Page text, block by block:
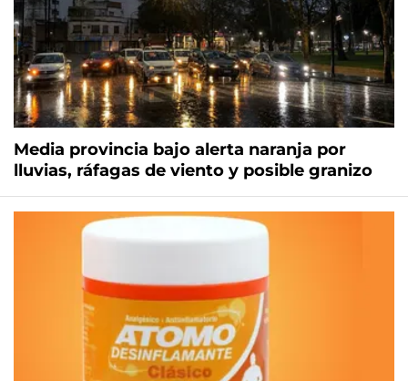
Media provincia bajo alerta naranja por
lluvias, ráfagas de viento y posible granizo